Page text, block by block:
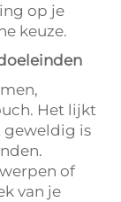
op je
keuze.
Het lijkt
geweldig is
of
van je